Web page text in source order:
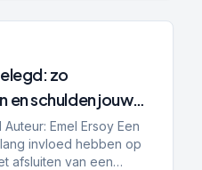
zo
en schulden jouw
en financiële
Emel Ersoy Een
invloed hebben op
afsluiten van een